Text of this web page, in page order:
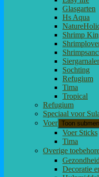
Glasgarten
Hs Aqua
Shrimp
Sochting
Refugium
Tima
Tropical
Refugium
Speciaal voor
Voer Toon
Voer Sticks
Tima
Overige
Decoratie